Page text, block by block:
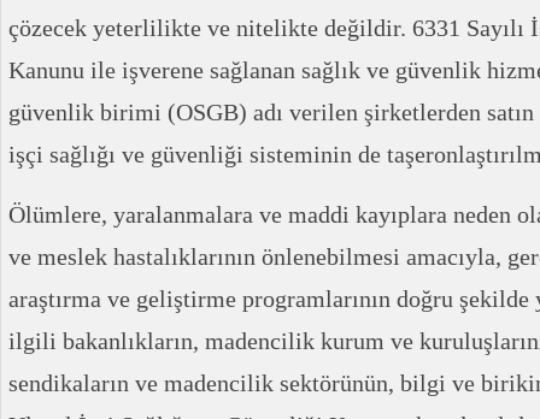
çözecek yeterlilikte ve nitelikte değildir. 6331 Sayılı
Kanunu ile işverene sağlanan sağlık ve güvenlik
güvenlik birimi (OSGB) adı verilen şirketlerden satın
işçi sağlığı ve güvenliği sisteminin de
Ölümlere, yaralanmalara ve maddi kayıplara neden
ve meslek hastalıklarının önlenebilmesi amacıyla,
araştırma ve geliştirme programlarının doğru şekilde
ilgili bakanlıkların, madencilik kurum ve
sendikaların ve madencilik sektörünün, bilgi ve